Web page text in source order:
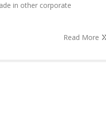
in other corporate
Read More